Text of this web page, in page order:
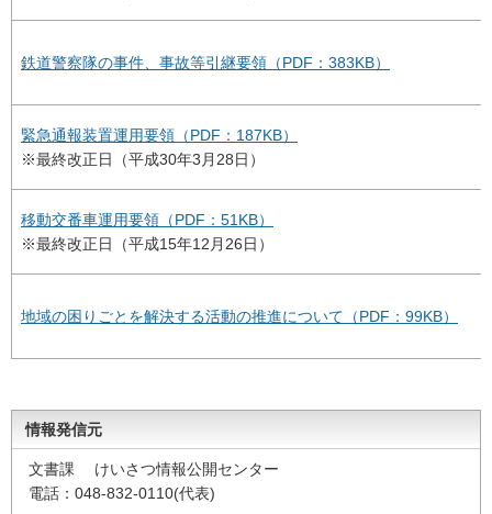
鉄道警察隊の事件、事故等引継要領（PDF：383KB）
緊急通報装置運用要領（PDF：187KB）
※最終改正日（平成30年3月28日）
移動交番車運用要領（PDF：51KB）
※最終改正日（平成15年12月26日）
地域の困りごとを解決する活動の推進について（PDF：99KB）
情報発信元
文書課 けいさつ情報公開センター
電話：048-832-0110(代表)